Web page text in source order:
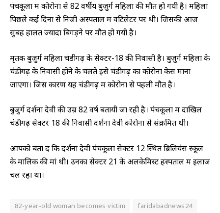
पंचकूला में कोरोना से 82 वर्षीय बुजुर्ग महिला की मौत हो गयी है। महिला
पिछले कई दिनों से निजी अस्पताल में वेंटिलेटर पर थी। जिसकी आज
सुबह हालत ज्यादा बिगड़ने पर मौत हो गयी है।
मृतक बुजुर्ग महिला चंडीगढ़ के सेक्टर-18 की निवासी है। बुजुर्ग महिला के
चंडीगढ़ के निवासी होने के चलते इसे चंडीगढ़ का कोरोना केस माना
जाएगा। जिस कारण यह चंडीगढ़ में कोरोना से पहली मौत है।
बुजुर्ग दर्शना देवी की उम्र 82 वर्ष बतायी जा रही है। पंचकूला में दाखिल
चंडीगढ़ सेक्टर 18 की निवासी दर्शना देवी कोरोना से संक्रमित थी।
आपको बता दें कि दर्शना देवी पंचकूला सेक्टर 12 स्थित ब्रिलियंस स्कूल
के मालिक की मां थी। उनका सेक्टर 21 के अलकेमिस्ट हस्पताल में इलाज
चल रहा था।
82-year-old woman becomes victim
faridabadnews24